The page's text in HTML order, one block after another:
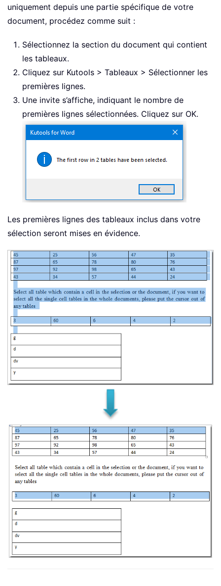
uniquement depuis une partie spécifique de votre
document, procédez comme suit :
Sélectionnez la section du document qui contient
les tableaux.
Cliquez sur Kutools > Tableaux > Sélectionner les
premières lignes.
Une invite s’affiche, indiquant le nombre de
premières lignes sélectionnées. Cliquez sur OK.
Les premières lignes des tableaux inclus dans votre
sélection seront mises en évidence.